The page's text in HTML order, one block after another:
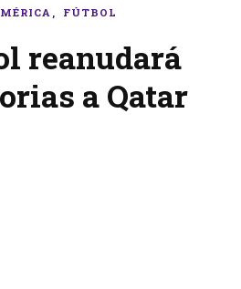
FÚTBOL
reanudará
a Qatar